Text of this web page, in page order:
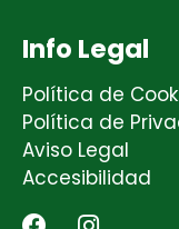
Info Legal
Política de
Política de
Aviso Legal
Accesibilidad